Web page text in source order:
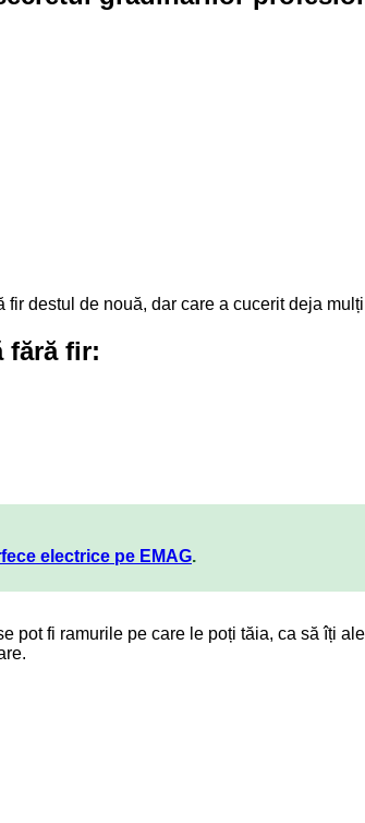
destul de nouă, dar care a cucerit deja
fără fir:
electrice pe EMAG.
pot fi ramurile pe care le poți tăia, ca să îți